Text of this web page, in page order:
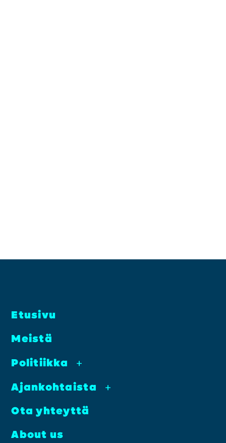
Etusi­vu
Meis­tä
Poli­tiik­ka
+
Ajan­koh­tais­ta +
Ota yhteyt­tä
About us